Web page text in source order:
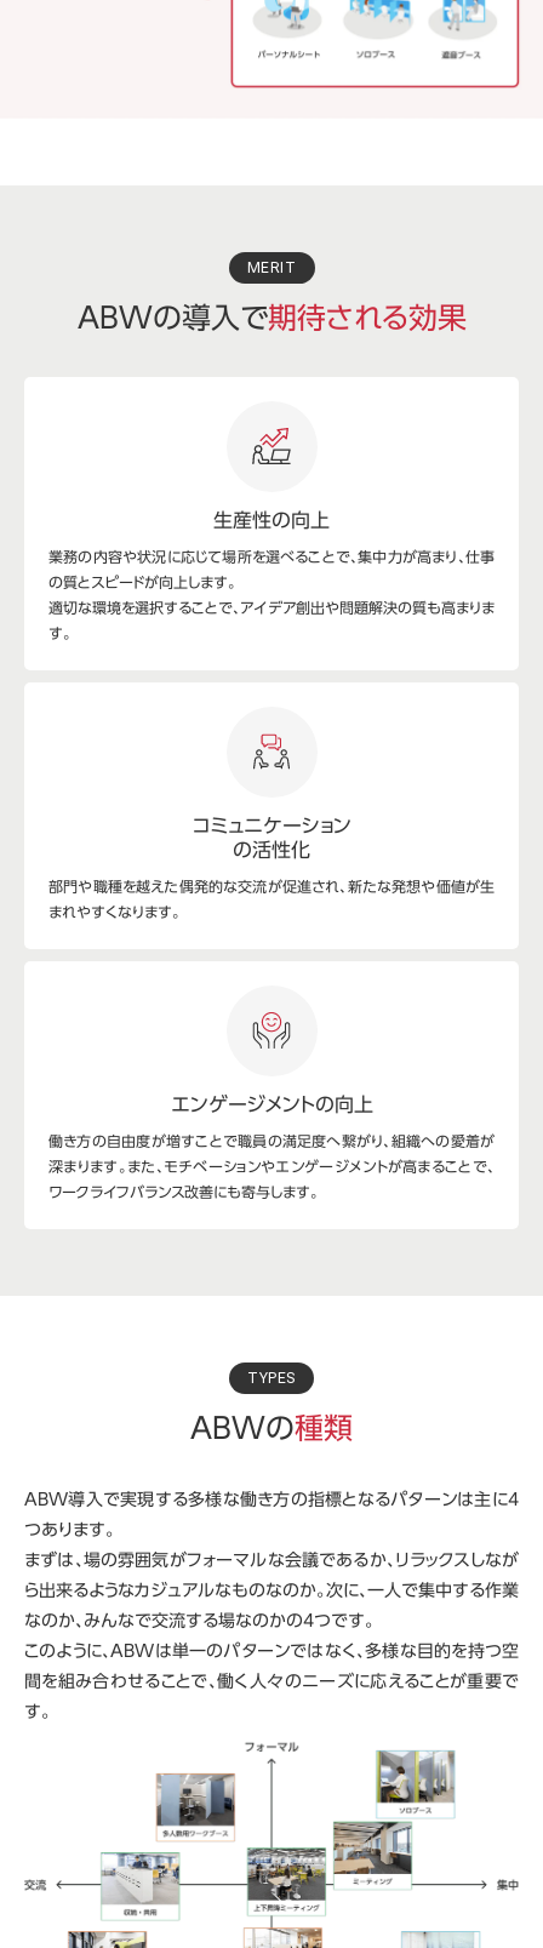
MERIT
ABWの導入で期待される効果
生産性の向上
業務の内容や状況に応じて場所を選べることで、集中力が高まり、仕事
の質とスピードが向上します。
適切な環境を選択することで、アイデア創出や問題解決の質も高まりま
す。
コミュニケーション
の活性化
部門や職種を越えた偶発的な交流が促進され、新たな発想や価値が生
まれやすくなります。
エンゲージメントの向上
働き方の自由度が増すことで職員の満足度へ繋がり、組織への愛着が
深まります。また、モチベーションやエンゲージメントが高まることで、
ワークライフバランス改善にも寄与します。
TYPES
ABWの種類
ABW導入で実現する多様な働き方の指標となるパターンは主に4
つあります。
まずは、場の雰囲気がフォーマルな会議であるか、リラックスしなが
ら出来るようなカジュアルなものなのか。次に、一人で集中する作業
なのか、みんなで交流する場なのかの4つです。
このように、ABWは単一のパターンではなく、多様な目的を持つ空
間を組み合わせることで、働く人々のニーズに応えることが重要で
す。